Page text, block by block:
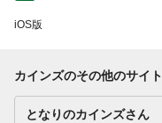
iOS版
カインズのその他のサイト
となりのカインズさん